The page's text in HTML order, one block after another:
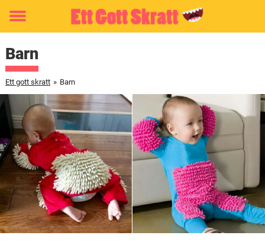
Toggle
Barn
Ett gott skratt » Barn